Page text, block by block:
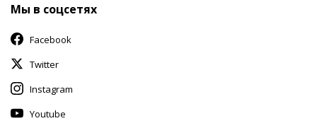
Мы в соцсетях
Facebook
Twitter
Instagram
Youtube